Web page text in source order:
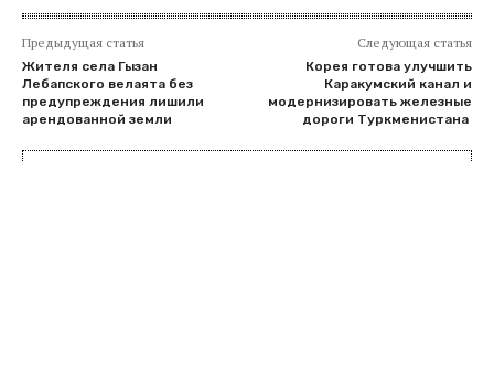
Предыдущая статья
Жителя села Гызан
Лебапского велаята без
предупреждения лишили
арендованной земли
Следующая статья
Корея готова улучшить
Каракумский канал и
модернизировать железные
дороги Туркменистана